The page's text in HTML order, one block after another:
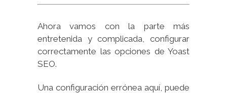
Ahora vamos con la parte más
entretenida y complicada, configurar
correctamente las opciones de Yoast
SEO.
Una configuración errónea aquí, puede